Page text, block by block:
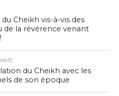
du Cheikh vis-à-vis des
de la révérence venant
du Cheikh avec les
de son époque